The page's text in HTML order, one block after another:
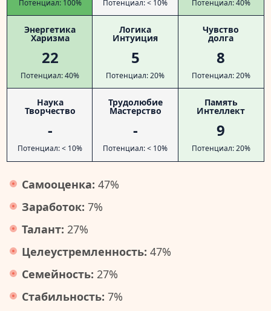
Потенциал: 100% Потенциал: < 10% Потенциал: 40%
Энергетика
Харизма
22
Потенциал: 40%
Логика
Интуиция
5
Потенциал: 20%
Чувство
долга
8
Потенциал: 20%
Наука
Творчество
-
Потенциал: < 10%
Трудолюбие
Мастерство
-
Потенциал: < 10%
Память
Интеллект
9
Потенциал: 20%
Самооценка: 47%
Заработок: 7%
Талант: 27%
Целеустремленность: 47%
Семейность: 27%
Стабильность: 7%